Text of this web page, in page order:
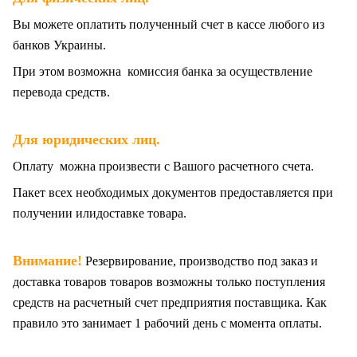
Вы можете оплатить полученный счет в кассе любого из
банков Украины.
При этом возможна комиссия банка за осуществление
перевода средств.
Для юридических лиц.
Оплату можна произвести с Вашого расчетного счета.
Пакет всех необходимых документов предоставляется при
получении илидоставке товара.
Внимание! Резервирование, производство под заказ и
доставка товаров товаров возможны только поступления
средств на расчетный счет предприятия поставщика. Как
правило это занимает 1 рабочий день с момента оплаты.